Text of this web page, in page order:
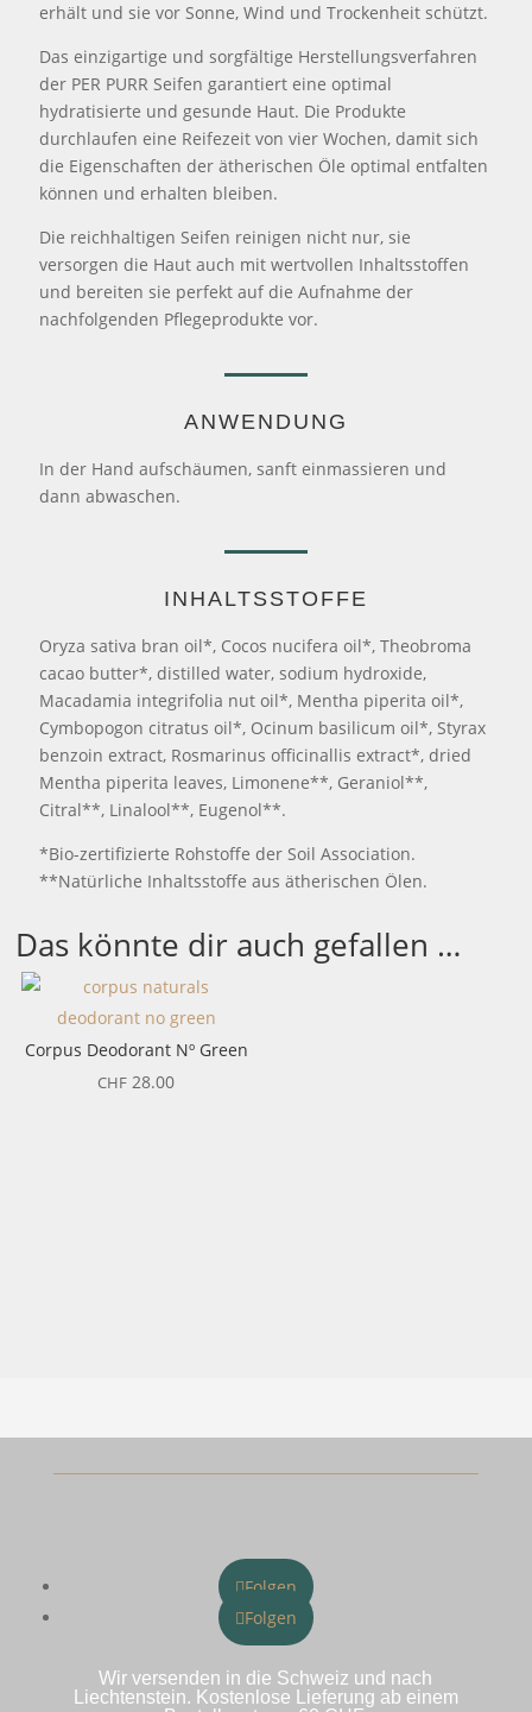
erhält und sie vor Sonne, Wind und Trockenheit schützt.
Das einzigartige und sorgfältige Herstellungsverfahren
der PER PURR Seifen garantiert eine optimal
hydratisierte und gesunde Haut. Die Produkte
durchlaufen eine Reifezeit von vier Wochen, damit sich
die Eigenschaften der ätherischen Öle optimal entfalten
können und erhalten bleiben.
Die reichhaltigen Seifen reinigen nicht nur, sie
versorgen die Haut auch mit wertvollen Inhaltsstoffen
und bereiten sie perfekt auf die Aufnahme der
nachfolgenden Pflegeprodukte vor.
ANWENDUNG
In der Hand aufschäumen, sanft einmassieren und
dann abwaschen.
INHALTSSTOFFE
Oryza sativa bran oil*, Cocos nucifera oil*, Theobroma
cacao butter*, distilled water, sodium hydroxide,
Macadamia integrifolia nut oil*, Mentha piperita oil*,
Cymbopogon citratus oil*, Ocinum basilicum oil*, Styrax
benzoin extract, Rosmarinus officinallis extract*, dried
Mentha piperita leaves, Limonene**, Geraniol**,
Citral**, Linalool**, Eugenol**.
*Bio-zertifizierte Rohstoffe der Soil Association.
**Natürliche Inhaltsstoffe aus ätherischen Ölen.
Das könnte dir auch gefallen …
Corpus Deodorant Nº Green
CHF 28.00
Folgen
Folgen
Wir versenden in die Schweiz und nach
Liechtenstein. Kostenlose Lieferung ab einem